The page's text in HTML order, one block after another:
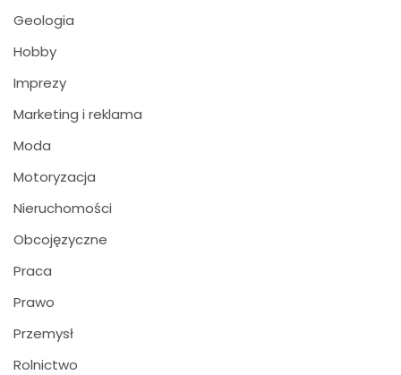
Geologia
Hobby
Imprezy
Marketing i reklama
Moda
Motoryzacja
Nieruchomości
Obcojęzyczne
Praca
Prawo
Przemysł
Rolnictwo